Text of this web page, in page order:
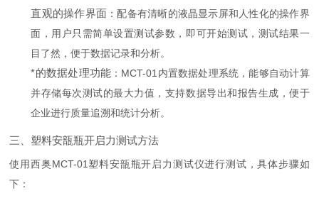
直观的操作界面 ：配备有清晰的液晶显示屏和人性化的操作界
面，用户只需简单设置测试参数，即可开始测试，测试结果一
目了然，便于数据记录和分析。
*的数据处理功能 ：MCT-01内置数据处理系统，能够自动计算
并存储每次测试的最大力值，支持数据导出和报告生成，便于
企业进行质量追溯和统计分析。
三、塑料安瓿瓶开启力测试方法
使用西奥MCT-01塑料安瓿瓶开启力测试仪进行测试，具体步骤如
下：